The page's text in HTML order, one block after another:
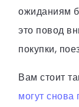
ожиданиям
это повод
покупки,
Вам стоит
могут снова